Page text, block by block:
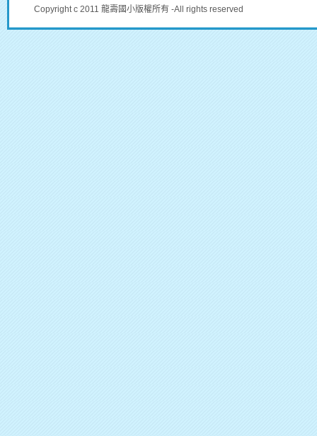
Copyright c 2011 龍壽國小版權所有 -All rights reserved